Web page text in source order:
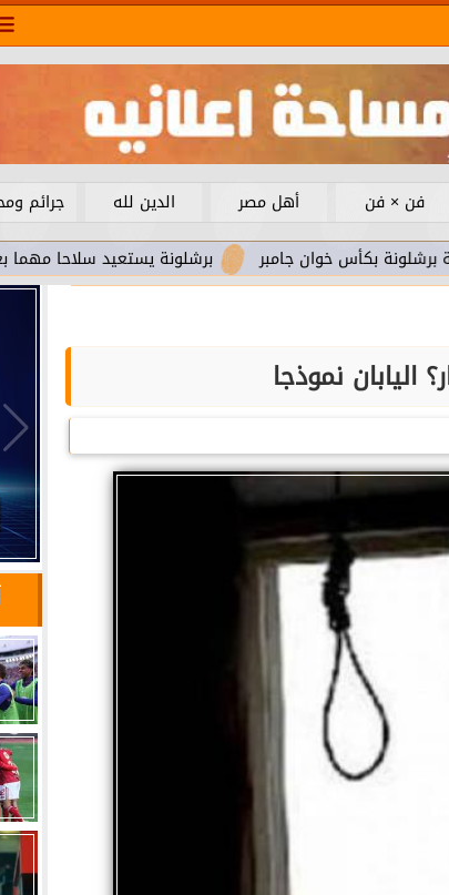
فن × فن أهل مصر الدين لله جرائم
برشلونة يستعيد سلاحا مهما بعد صدمة خوان جامبر
اليابان نموذجا